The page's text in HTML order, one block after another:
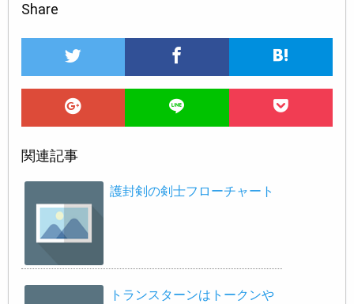
Share
関連記事
護封剣の剣士フローチャート
トランスターンはトークンや